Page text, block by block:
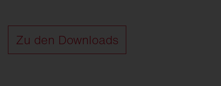
Zu den Downloads